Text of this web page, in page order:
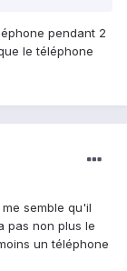
pendant 2
le téléphone
semble qu'il
pas non plus le
un téléphone